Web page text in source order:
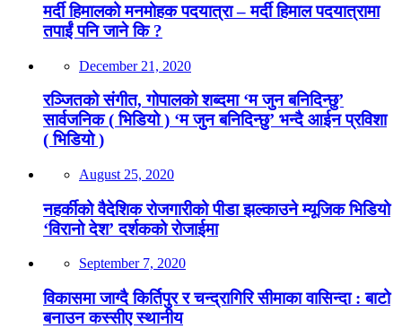
मर्दी हिमालको मनमोहक पदयात्रा – मर्दी हिमाल पदयात्रामा
तपाईं पनि जाने कि ?
December 21, 2020
रञ्जितको संगीत, गोपालको शब्दमा ‘म जुन बनिदिन्छु’
सार्वजनिक ( भिडियो ) ‘म जुन बनिदिन्छु’ भन्दै आईन प्रविशा
( भिडियो )
August 25, 2020
नहर्कीको वैदेशिक रोजगारीको पीडा झल्काउने म्यूजिक भिडियो
‘विरानो देश’ दर्शकको रोजाईमा
September 7, 2020
विकासमा जाग्दै किर्तिपुर र चन्द्रागिरि सीमाका वासिन्दा : बाटो
बनाउन कस्सीए स्थानीय